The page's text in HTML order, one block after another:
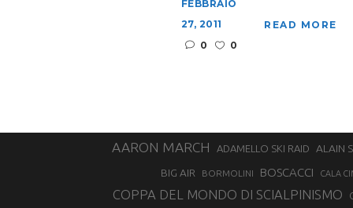
FEBBRAIO
27, 2011
0
0
READ MORE
AARON MARCH ADAMELLO SKI RAID ALAIN
BIG AIR
BORMOLINI BOSCACCI CALA
COPPA DEL MONDO DI SCIALPINISMO